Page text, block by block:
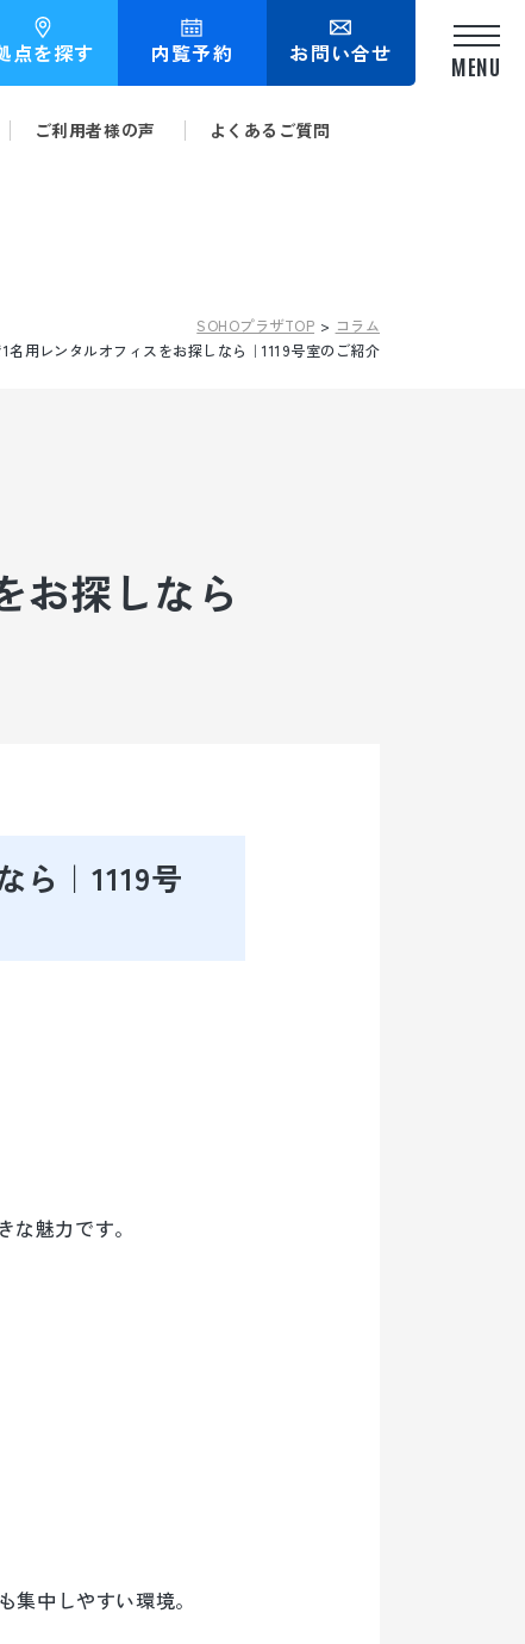
点を探す 内覧予約 お問い合せ
ご利用者様の声 よくあるご質問
SOHOプラザ久屋大通
会社概要
SOHOプラザTOP
コラム
名用レンタルオフィスをお探しなら｜1119号室のご紹介
お探しなら
ら｜1119号
魅力です。
中しやすい環境。